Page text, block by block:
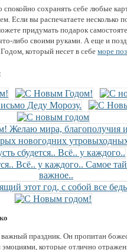
сохранять себе любые
Если вы распечатаете несколько
придумать подарок
либо своими руками. А еще и
который несет в себе море
праздник. Он пропитан
которые отлично